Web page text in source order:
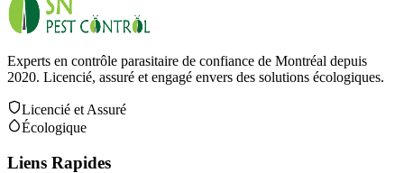
Experts en contrôle parasitaire de confiance de Montréal depuis
2020. Licencié, assuré et engagé envers des solutions écologiques.
Licencié et Assuré
Écologique
Liens Rapides